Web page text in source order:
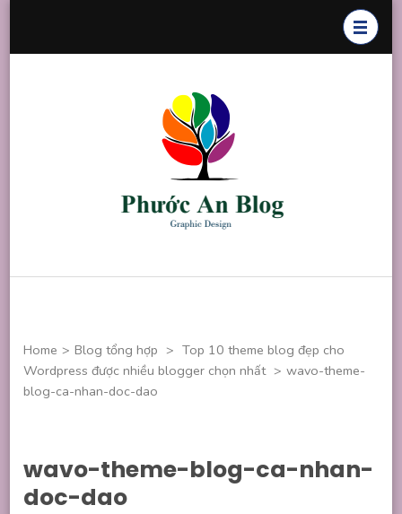
Home > Blog tổng hợp > Top 10 theme blog đẹp cho
Wordpress được nhiều blogger chọn nhất > wavo-theme-
blog-ca-nhan-doc-dao
wavo-theme-blog-ca-nhan-
doc-dao